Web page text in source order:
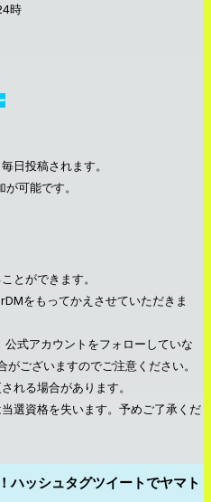
時
日投稿されます。
可能です。
とができます。
をもってかえさせていただきま
式アカウントをフォローしていな
ございますのでご注意ください。
れる場合があります。
選資格を失います。予めご了承くだ
ッシュタグツイートでヤマト